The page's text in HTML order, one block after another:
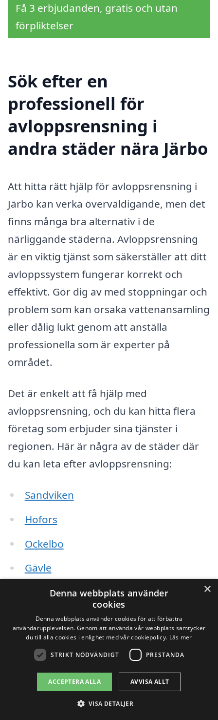
Få 3 erbjudanden, gratis och utan
förpliktelser
Sök efter en
professionell för
avloppsrensning i
andra städer nära Järbo
Att hitta rätt hjälp för avloppsrensning i
Järbo kan verka överväldigande, men det
finns många bra alternativ i de
närliggande städerna. Avloppsrensning
är en viktig tjänst som säkerställer att ditt
avloppssystem fungerar korrekt och
effektivt. Gör dig av med stoppningar och
problem som kan orsaka vattenansamling
eller dålig lukt genom att anställa
professionella som är experter på
området.
Det är enkelt att få hjälp med
avloppsrensning, och du kan hitta flera
företag som erbjuder sina tjänster i
regionen. Här är några av de städer där
du kan leta efter avloppsrensning:
Sandviken
Hofors
Ockelbo
Gävle
Kungsbacka
Bollnäs
Söderhamn
Älvkarleby
Genom avloppsrensning-pris.se kan du
×
Denna webbplats använder
cookies
Denna webbplats använder cookies för att förbättra
användarupplevelsen. Genom att använda vår webbplats samtycker
du till alla cookies i enlighet med vår cookiepolicy. Läs mer
STRIKT NÖDVÄNDIGT PRESTANDA
ACCEPTERA ALLA AVVISA ALLT
VISA DETALJER